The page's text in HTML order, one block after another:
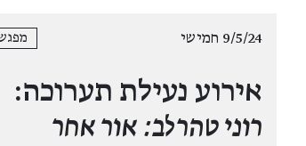
9/5/24 חמישי מפגש
אירוע נעילת תערוכה:
רוני טהרלב: אור אחר